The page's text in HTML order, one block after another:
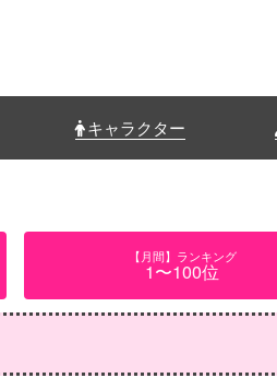
キャラクター
【月間】ランキング
1〜100位